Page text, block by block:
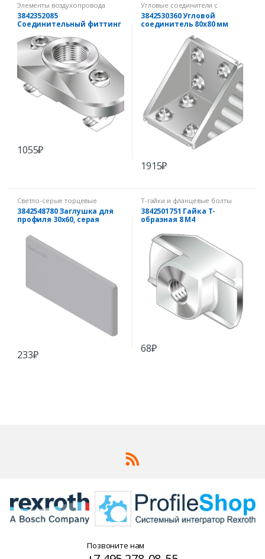
Элементы воздухопровода
3842352085
Соединительный фиттинг
1055₽
Угловые соединители с
комплектом крепежа
3842530360 Угловой
соединитель 80х80 мм
1915₽
Светло-серые торцевые
заглушки
3842548780 Заглушка для
профиля 30х60, серая
233₽
Т-гайки и фланцевые болты
3842501751 Гайка Т-
образная 8 М4
68₽
Позвоните нам